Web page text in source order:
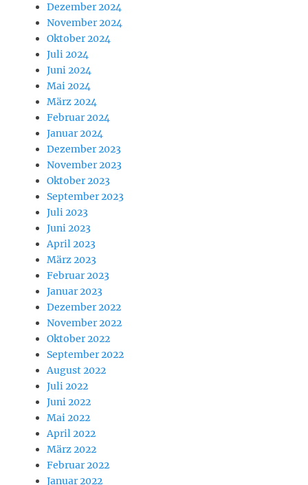
Dezember 2024
November 2024
Oktober 2024
Juli 2024
Juni 2024
Mai 2024
März 2024
Februar 2024
Januar 2024
Dezember 2023
November 2023
Oktober 2023
September 2023
Juli 2023
Juni 2023
April 2023
März 2023
Februar 2023
Januar 2023
Dezember 2022
November 2022
Oktober 2022
September 2022
August 2022
Juli 2022
Juni 2022
Mai 2022
April 2022
März 2022
Februar 2022
Januar 2022